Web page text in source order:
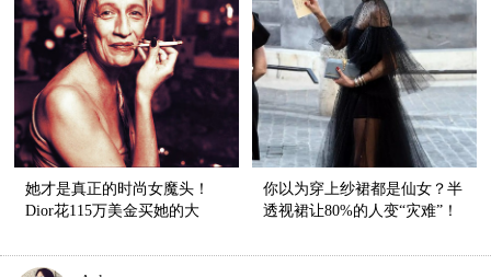
她才是真正的时尚女魔头！
Dior花115万美金买她的大
你以为穿上纱裙都是仙女？半
透视裙让80%的人变“灾难”！